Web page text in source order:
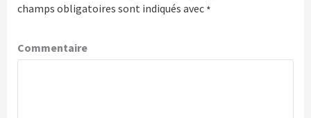
champs obligatoires sont indiqués avec *
Commentaire